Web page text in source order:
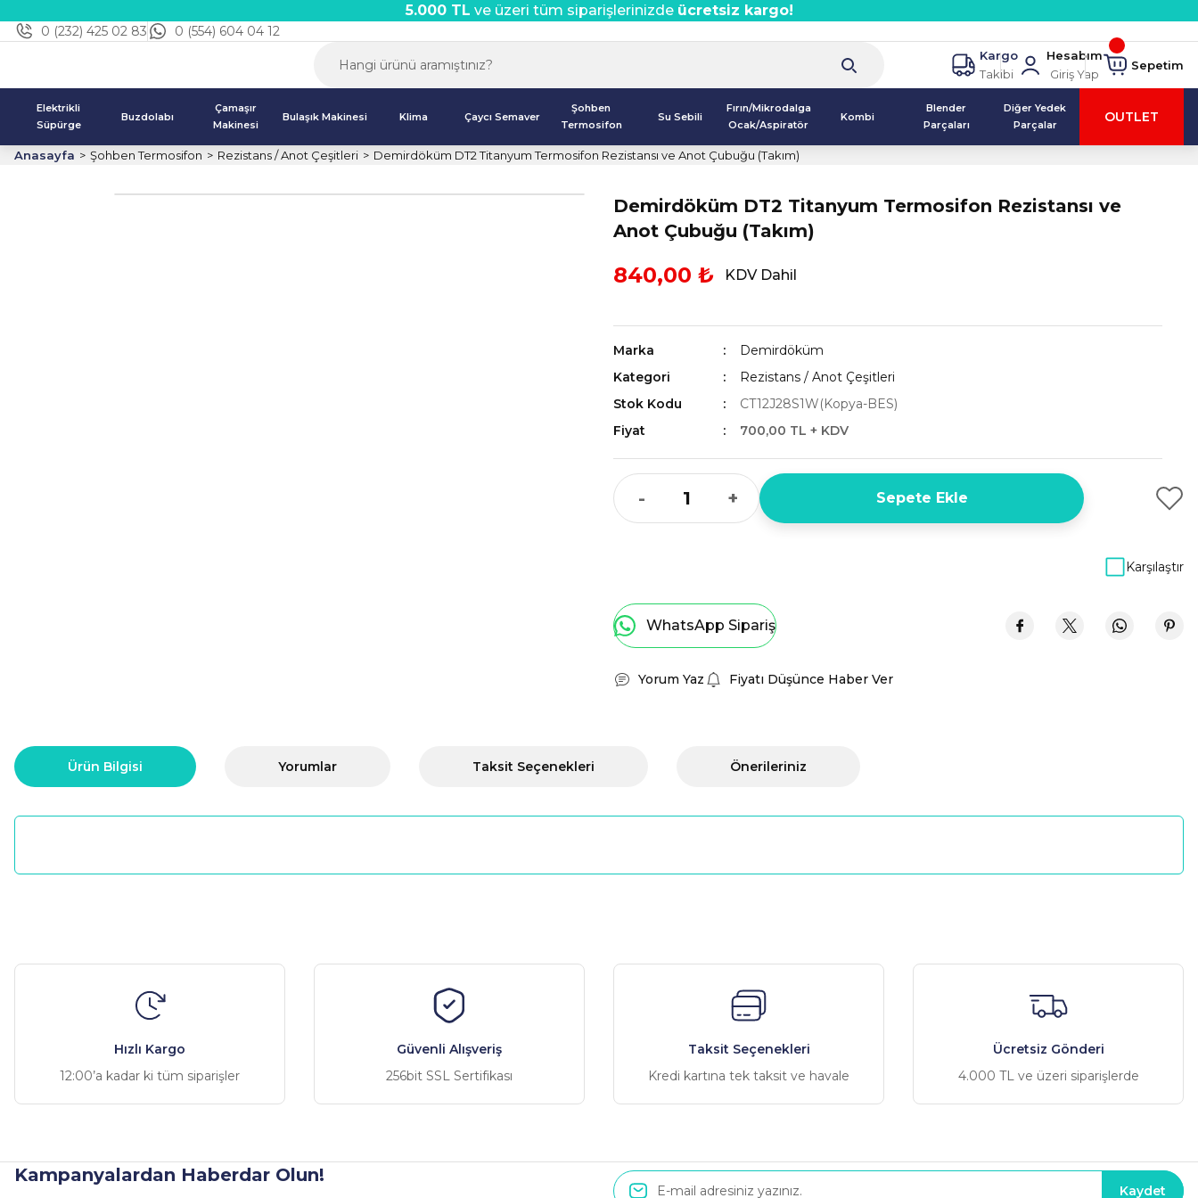
5.000 TL ve üzeri tüm siparişlerinizde ücretsiz kargo!
0 (232) 425 02 83 0 (554) 604 04 12
Kargo
Takibi
Hesabım
Giriş Yap
Sepetim
Elektrikli
Süpürge
Buzdolabı
Çamaşır
Makinesi
Bulaşık Makinesi Klima Çaycı Semaver
Şohben
Termosifon
Su Sebili
Fırın/Mikrodalga
Ocak/Aspiratör
Kombi
Blender
Parçaları
Diğer Yedek
Parçalar
OUTLET
Anasayfa Şohben Termosifon Rezistans / Anot Çeşitleri Demirdöküm DT2 Titanyum Termosifon Rezistansı ve Anot Çubuğu (Takım)
Demirdöküm DT2 Titanyum Termosifon Rezistansı ve
Anot Çubuğu (Takım)
840,00 ₺ KDV Dahil
Marka
Demirdöküm
Kategori
Rezistans / Anot Çeşitleri
Stok Kodu
CT12J28S1W(Kopya-BES)
Fiyat
700,00 TL + KDV
- + Sepete Ekle
Karşılaştır
WhatsApp Sipariş
Yorum Yaz Fiyatı Düşünce Haber Ver
Ürün Bilgisi Yorumlar Taksit Seçenekleri Önerileriniz
İlk defa alışveriş yapma imkanı buldum firmadan, ilk başta tereddüt ettim, fakat uygun fiyatlar beni tevsik etti, ve sonuç olarak fiyat performans ve kalite artı güven vermesi ok ,teşekkürler BTK .
Artık parça hakkında ilk arayacağım adres olmayı hak ediyor.
Erkan Can | 18/04/2024
Ürün açıklamasında eksik bilgiler bulunuyor.
Ürün fiyatı diğer sitelerden daha pahalı.
Hızlı Kargo
12:00’a kadar ki tüm siparişler
Güvenli Alışveriş
256bit SSL Sertifikası
Taksit Seçenekleri
Kredi kartına tek taksit ve havale
Ücretsiz Gönderi
4.000 TL ve üzeri siparişlerde
Kampanyalardan Haberdar Olun!
Kaydet